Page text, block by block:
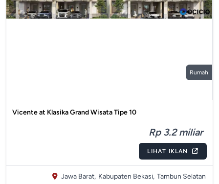
Rumah
Vicente at Klasika Grand Wisata Tipe 10
Rp 3.2 miliar
LIHAT IKLAN
Jawa Barat, Kabupaten Bekasi, Tambun Selatan